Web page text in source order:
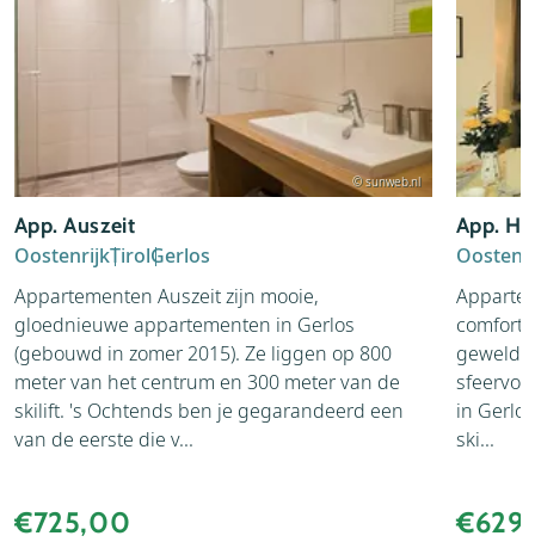
© sunweb.nl
App. Auszeit
OostenrijkTirolGerlos
Appartementen Auszeit zijn mooie,
gloednieuwe appartementen in Gerlos
(gebouwd in zomer 2015). Ze liggen op 800
meter van het centrum en 300 meter van de
skilift. 's Ochtends ben je gegarandeerd een
van de eerste die v...
€725,00
App.
in
ski...